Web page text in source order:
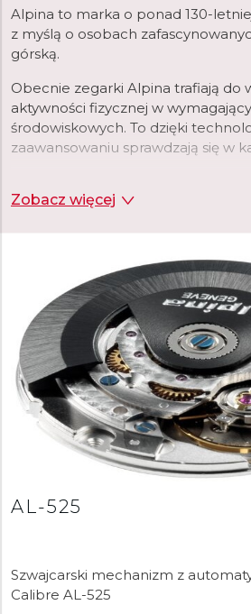
Alpina to marka o ponad 130-
z myślą o osobach
górską.
Obecnie zegarki Alpina trafiają do
aktywności fizycznej w
środowiskowych. To dzięki
zaawansowaniu sprawdzają się w
mężczyzni zegarki dedykowane dla
Zobacz więcej
AL-525
Szwajcarski mechanizm z
Calibre AL-525